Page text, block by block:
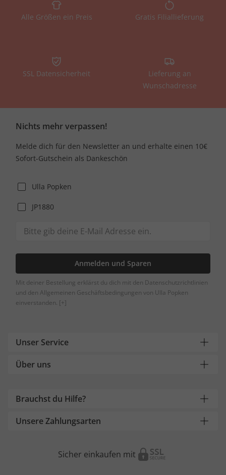
Alle Größen ein Preis Gratis Filiallieferung
SSL Datensicherheit
Lieferung an
Wunschadresse
Nichts mehr verpassen!
Melde dich für den Newsletter an und erhalte einen 10€
Sofort-Gutschein als Dankeschön
Ulla Popken
JP1880
Anmelden und Sparen
Mit deiner Bestellung erklärst du dich mit den Datenschutzrichtlinien
und den Allgemeinen Geschäftsbedingungen von Ulla Popken
einverstanden. [+]
Unser Service
Über uns
Brauchst du Hilfe?
Unsere Zahlungsarten
Sicher einkaufen mit